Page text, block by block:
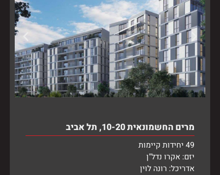
מרים החשמונאית 10-20, תל אביב
49 יחידות קיימות
יזם: אקרו נדל"ן
אדריכל: רונה לוין